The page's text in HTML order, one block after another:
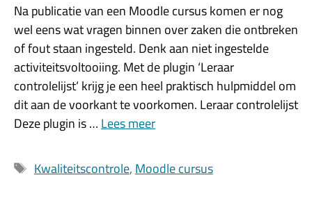
Na publicatie van een Moodle cursus komen er nog
wel eens wat vragen binnen over zaken die ontbreken
of fout staan ingesteld. Denk aan niet ingestelde
activiteitsvoltooiing. Met de plugin ‘Leraar
controlelijst‘ krijg je een heel praktisch hulpmiddel om
dit aan de voorkant te voorkomen. Leraar controlelijst
Deze plugin is … Lees meer
Tags
Kwaliteitscontrole, Moodle cursus